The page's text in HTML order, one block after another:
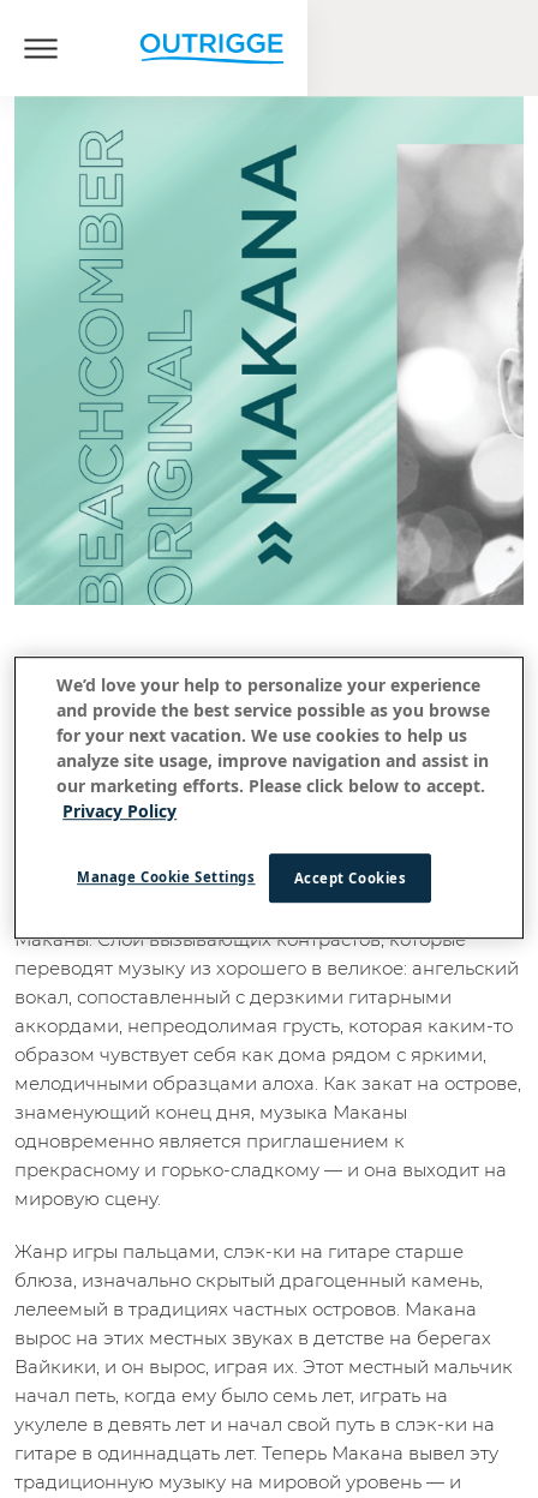
Вернуться ко всем историям
Гавайские мелодии Slack-Rock от
Makana выходят на мировую сцену
Май 20 2020
Глубина и тайна выглядывают из-за краев
беззаботных гавайских треков известного музыканта
Маканы. Слои вызывающих контрастов, которые
переводят музыку из хорошего в великое: ангельский
вокал, сопоставленный с дерзкими гитарными
аккордами, непреодолимая грусть, которая каким-то
образом чувствует себя как дома рядом с яркими,
мелодичными образцами алоха. Как закат на острове,
знаменующий конец дня, музыка Маканы
одновременно является приглашением к
прекрасному и горько-сладкому — и она выходит на
мировую сцену.
Жанр игры пальцами, слэк-ки на гитаре старше
блюза, изначально скрытый драгоценный камень,
лелеемый в традициях частных островов. Макана
вырос на этих местных звуках в детстве на берегах
Вайкики, и он вырос, играя их. Этот местный мальчик
начал петь, когда ему было семь лет, играть на
укулеле в девять лет и начал свой путь в слэк-ки на
гитаре в одиннадцать лет. Теперь Макана вывел эту
традиционную музыку на мировой уровень — и
We’d love your help to personalize your experience
and provide the best service possible as you browse
for your next vacation. We use cookies to help us
analyze site usage, improve navigation and assist in
our marketing efforts. Please click below to accept.
Privacy Policy
Accept Cookies
Manage Cookie Settings